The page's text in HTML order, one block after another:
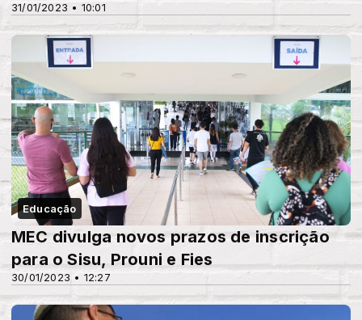
31/01/2023 • 10:01
Educação
30/01/2023 • 12:27
MEC divulga novos prazos de inscrição
para o Sisu, Prouni e Fies